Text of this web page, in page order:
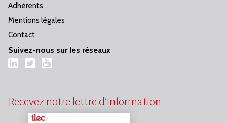
Adhérents
Mentions légales
Contact
Suivez-nous sur les réseaux
LinkedIn
TwitterYouTube
Recevez notre lettre d’information